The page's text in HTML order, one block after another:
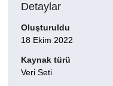
Detaylar
Oluşturuldu
18 Ekim 2022
Kaynak türü
Veri Seti